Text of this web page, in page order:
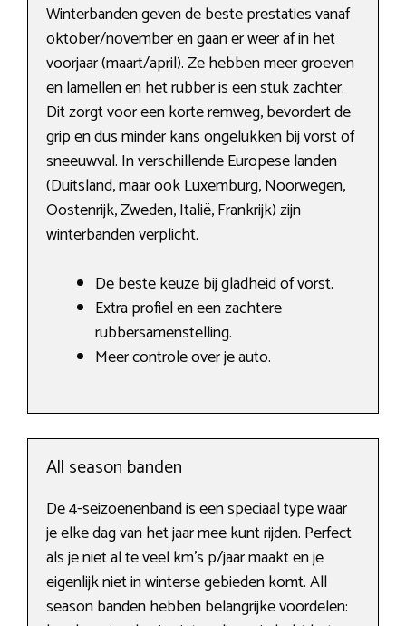
Winterbanden geven de beste prestaties vanaf
oktober/november en gaan er weer af in het
voorjaar (maart/april). Ze hebben meer groeven
en lamellen en het rubber is een stuk zachter.
Dit zorgt voor een korte remweg, bevordert de
grip en dus minder kans ongelukken bij vorst of
sneeuwval. In verschillende Europese landen
(Duitsland, maar ook Luxemburg, Noorwegen,
Oostenrijk, Zweden, Italië, Frankrijk) zijn
winterbanden verplicht.
De beste keuze bij gladheid of vorst.
Extra profiel en een zachtere
rubbersamenstelling.
Meer controle over je auto.
All season banden
De 4-seizoenenband is een speciaal type waar
je elke dag van het jaar mee kunt rijden. Perfect
als je niet al te veel km’s p/jaar maakt en je
eigenlijk niet in winterse gebieden komt. All
season banden hebben belangrijke voordelen: